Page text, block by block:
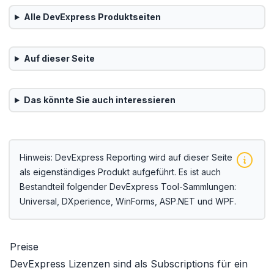
Alle DevExpress Produktseiten
Auf dieser Seite
Das könnte Sie auch interessieren
Hinweis: DevExpress Reporting wird auf dieser Seite
als eigenständiges Produkt aufgeführt. Es ist auch
Bestandteil folgender DevExpress Tool-Sammlungen:
Universal DXperience WinForms ASP.NET und WPF.
Preise
DevExpress Lizenzen sind als Subscriptions für ein